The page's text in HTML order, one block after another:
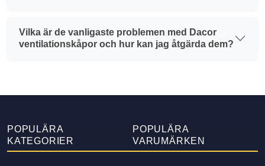
Vilka är de vanligaste problemen med Dacor
ventilationskåpor och hur kan jag åtgärda dem?
POPULÄRA
KATEGORIER
POPULÄRA
VARUMÄRKEN